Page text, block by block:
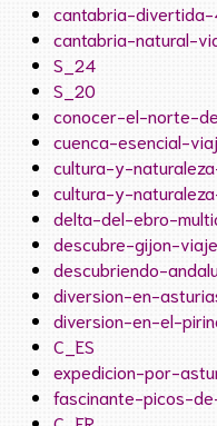
cantabria-
cantabria-natural-
S_24
S_20
conocer-el-norte-
cuenca-esencial-
cultura-y-
cultura-y-
delta-del-ebro-
descubre-gijon-
descubriendo-
diversion-en-
diversion-en-el-
C_ES
expedicion-por-
fascinante-picos-